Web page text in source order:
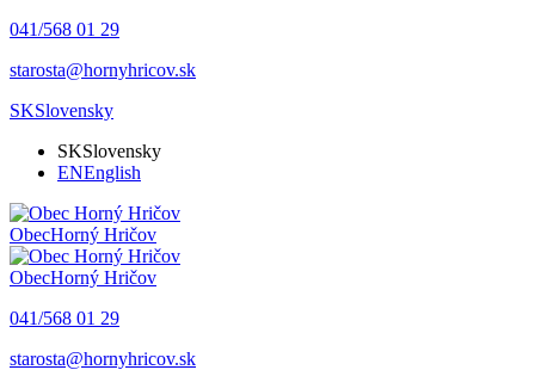
041/568 01 29
starosta@hornyhricov.sk
SKSlovensky
SKSlovensky
ENEnglish
ObecHorný Hričov
ObecHorný Hričov
041/568 01 29
starosta@hornyhricov.sk